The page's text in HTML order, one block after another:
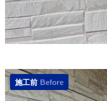
施工前 Before